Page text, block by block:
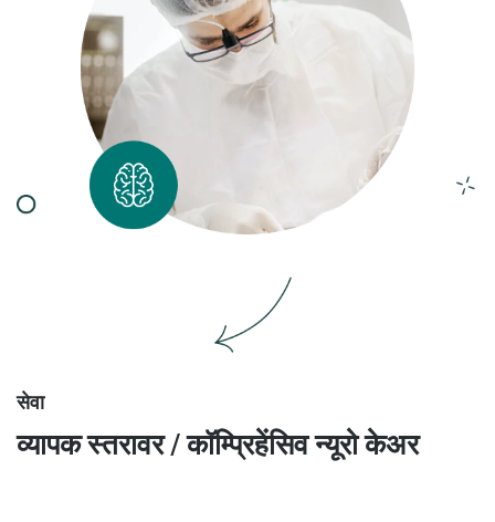
सेवा
व्यापक स्तरावर / कॉम्प्रिहेंसिव न्यूरो केअर